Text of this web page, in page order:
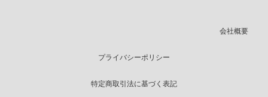
会社概要
プライバシーポリシー
特定商取引法に基づく表記